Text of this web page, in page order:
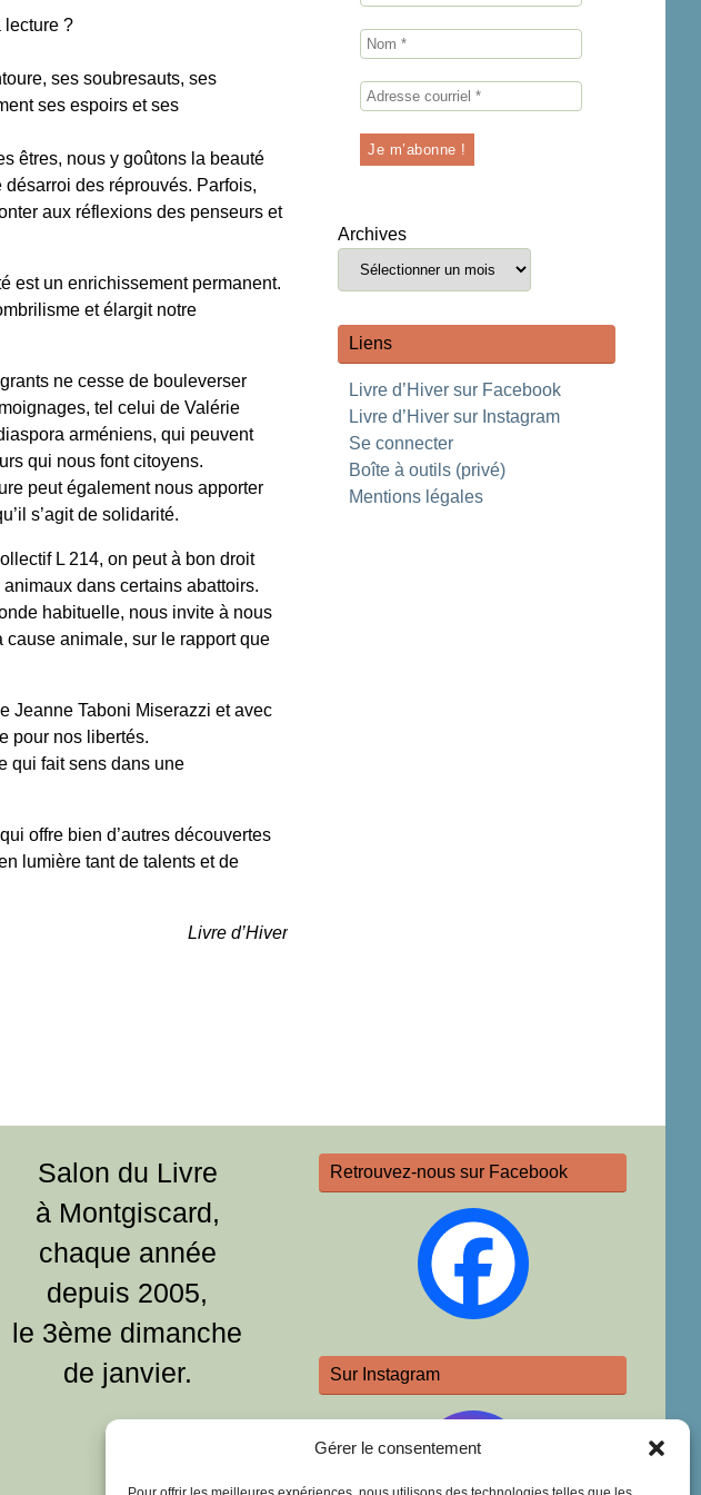
Gérer le consentement
lecture ?
ses soubresauts, ses
ses espoirs et ses
êtres, nous y goûtons la beauté
des réprouvés. Parfois,
aux réflexions des penseurs et
est un enrichissement permanent.
et élargit notre
ne cesse de bouleverser
tel celui de Valérie
arméniens, qui peuvent
qui nous font citoyens.
peut également nous apporter
s’agit de solidarité.
L 214, on peut à bon droit
dans certains abattoirs.
habituelle, nous invite à nous
animale, sur le rapport que
Jeanne Taboni Miserazzi et avec
pour nos libertés.
qui fait sens dans une
offre bien d’autres découvertes
lumière tant de talents et de
Livre d’Hiver
Archives
Liens
Livre d’Hiver sur Facebook
Livre d’Hiver sur Instagram
Se connecter
Boîte à outils (privé)
Mentions légales
Salon du Livre
à Montgiscard,
chaque année
depuis 2005,
le 3ème dimanche
de janvier.
Retrouvez-nous sur Facebook
Sur Instagram